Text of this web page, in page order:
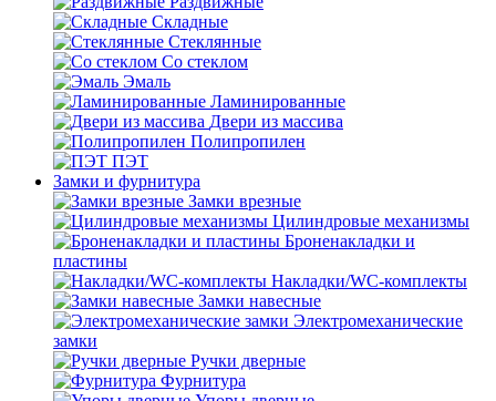
Складные
Стеклянные
Со стеклом
Эмаль
Ламинированные
Двери из массива
Полипропилен
ПЭТ
Замки и фурнитура
Замки врезные
Цилиндровые механизмы
Броненакладки и
пластины
Накладки/WC-комплекты
Замки навесные
Электромеханические
замки
Ручки дверные
Фурнитура